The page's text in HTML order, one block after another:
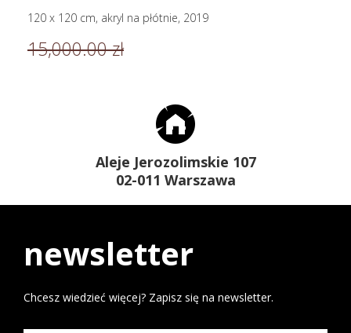
120 x 120 cm, akryl na płótnie, 2019
15,000.00 zł
Aleje Jerozolimskie 107
02-011 Warszawa
newsletter
Chcesz wiedzieć więcej? Zapisz się na newsletter.